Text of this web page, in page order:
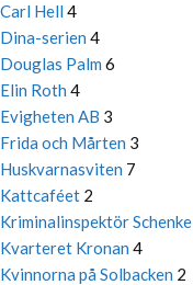
Carl Hell 4
Dina-serien 4
Douglas Palm 6
Elin Roth 4
Evigheten AB 3
Frida och Mårten 3
Huskvarnasviten 7
Kattcaféet 2
Kriminalinspektör Schenke
Kvarteret Kronan 4
Kvinnorna på Solbacken 2